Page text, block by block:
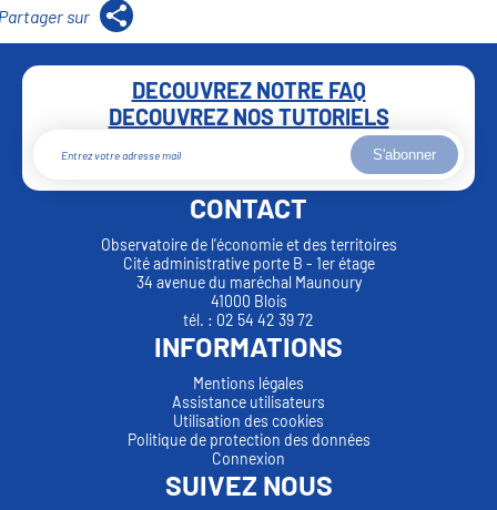
DECOUVREZ NOTRE FAQ
DECOUVREZ NOS TUTORIELS
S'abonner
CONTACT
Observatoire de l'économie et des territoires
Cité administrative porte B - 1er étage
34 avenue du maréchal Maunoury
41000 Blois
tél. : 02 54 42 39 72
INFORMATIONS
Mentions légales
Assistance utilisateurs
Utilisation des cookies
Politique de protection des données
Connexion
SUIVEZ NOUS